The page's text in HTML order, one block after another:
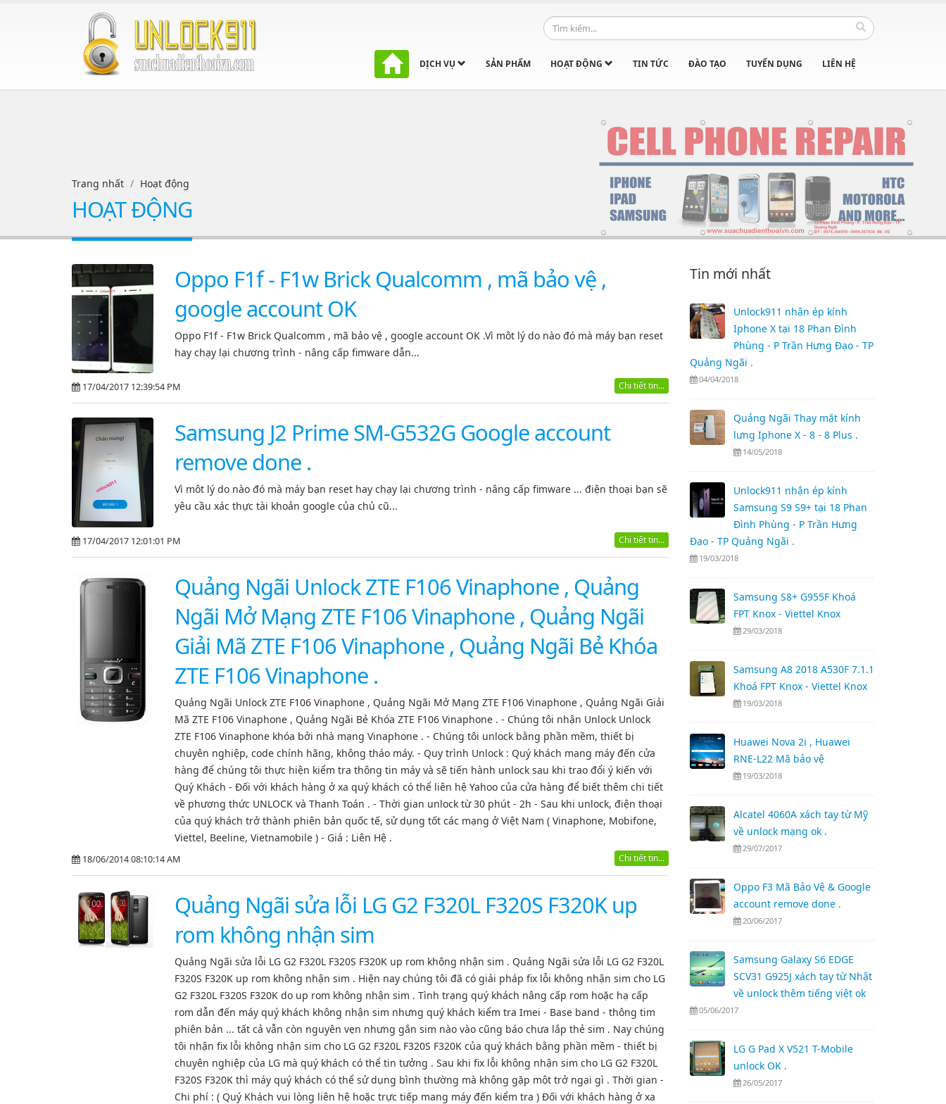
DỊCH VỤ SẢN PHẨM HOẠT ĐỘNG TIN TỨC ĐÀO TẠO TUYỂN DỤNG LIÊN HỆ
Trang nhất Hoạt động
HOẠT ĐỘNG
Oppo F1f - F1w Brick Qualcomm , mã bảo vệ ,
google account OK
Oppo F1f - F1w Brick Qualcomm , mã bảo vệ , google account OK .Vì môt lý do nào đó mà máy bạn reset
hay chạy lại chương trình - nâng cấp fimware dẫn...
17/04/2017 12:39:54 PM Chi tiết tin...
Samsung J2 Prime SM-G532G Google account
remove done .
Vì môt lý do nào đó mà máy bạn reset hay chạy lại chương trình - nâng cấp fimware ... điện thoại bạn sẽ
yêu cầu xác thực tài khoản google của chủ cũ...
17/04/2017 12:01:01 PM Chi tiết tin...
Quảng Ngãi Unlock ZTE F106 Vinaphone , Quảng
Ngãi Mở Mạng ZTE F106 Vinaphone , Quảng Ngãi
Giải Mã ZTE F106 Vinaphone , Quảng Ngãi Bẻ Khóa
ZTE F106 Vinaphone .
Quảng Ngãi Unlock ZTE F106 Vinaphone , Quảng Ngãi Mở Mạng ZTE F106 Vinaphone , Quảng Ngãi Giải
Mã ZTE F106 Vinaphone , Quảng Ngãi Bẻ Khóa ZTE F106 Vinaphone . - Chúng tôi nhận Unlock Unlock
ZTE F106 Vinaphone khóa bởi nhà mạng Vinaphone . - Chúng tôi unlock bằng phần mềm, thiết bị
chuyên nghiệp, code chính hãng, không tháo máy. - Quy trình Unlock : Quý khách mang máy đến cửa
hàng để chúng tôi thực hiện kiểm tra thông tin máy và sẽ tiến hành unlock sau khi trao đổi ý kiến với
Quý Khách - Đối với khách hàng ở xa quý khách có thể liên hệ Yahoo của cửa hàng để biết thêm chi tiết
về phương thức UNLOCK và Thanh Toán . - Thời gian unlock từ 30 phút - 2h - Sau khi unlock, điện thoại
của quý khách trở thành phiên bản quốc tế, sử dụng tốt các mạng ở Việt Nam ( Vinaphone, Mobifone,
Viettel, Beeline, Vietnamobile ) - Giá : Liên Hệ .
18/06/2014 08:10:14 AM Chi tiết tin...
Quảng Ngãi sửa lỗi LG G2 F320L F320S F320K up
rom không nhận sim
Quảng Ngãi sửa lỗi LG G2 F320L F320S F320K up rom không nhận sim . Quảng Ngãi sửa lỗi LG G2 F320L
F320S F320K up rom không nhận sim . Hiện nay chúng tôi đã có giải pháp fix lỗi không nhận sim cho LG
G2 F320L F320S F320K do up rom không nhận sim . Tình trạng quý khách nâng cấp rom hoặc hạ cấp
rom dẫn đến máy quý khách không nhận sim nhưng quý khách kiểm tra Imei - Base band - thông tim
phiên bản ... tất cả vẫn còn nguyên vẹn nhưng gắn sim nào vào cũng báo chưa lắp thẻ sim . Nay chúng
tôi nhận fix lỗi không nhận sim cho LG G2 F320L F320S F320K của quý khách bằng phần mềm - thiết bị
chuyên nghiệp của LG mà quý khách có thể tin tưởng . Sau khi fix lỗi không nhận sim cho LG G2 F320L
F320S F320K thì máy quý khách có thể sử dụng bình thường mà không gặp một trở ngại gì . Thời gian -
Chi phí : ( Quý Khách vui lòng liên hệ hoặc trực tiếp mang máy đến kiểm tra ) Đối với khách hàng ở xa
Tin mới nhất
Unlock911 nhận ép kính
Iphone X tại 18 Phan Đình
Phùng - P Trần Hưng Đạo - TP
Quảng Ngãi .
04/04/2018
Quảng Ngãi Thay mặt kính
lưng Iphone X - 8 - 8 Plus .
14/05/2018
Unlock911 nhận ép kính
Samsung S9 S9+ tại 18 Phan
Đình Phùng - P Trần Hưng
Đạo - TP Quảng Ngãi .
19/03/2018
Samsung S8+ G955F Khoá
FPT Knox - Viettel Knox
29/03/2018
Samsung A8 2018 A530F 7.1.1
Khoá FPT Knox - Viettel Knox
19/03/2018
Huawei Nova 2i , Huawei
RNE-L22 Mã bảo vệ
19/03/2018
Alcatel 4060A xách tay từ Mỹ
về unlock mạng ok .
29/07/2017
Oppo F3 Mã Bảo Vệ & Google
account remove done .
20/06/2017
Samsung Galaxy S6 EDGE
SCV31 G925J xách tay từ Nhật
về unlock thêm tiếng việt ok
05/06/2017
LG G Pad X V521 T-Mobile
unlock OK .
26/05/2017